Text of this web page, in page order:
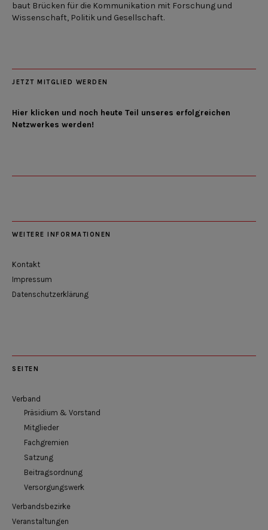
baut Brücken für die Kommunikation mit Forschung und
Wissenschaft, Politik und Gesellschaft.
JETZT MITGLIED WERDEN
Hier klicken und noch heute Teil unseres erfolgreichen
Netzwerkes werden!
WEITERE INFORMATIONEN
Kontakt
Impressum
Datenschutzerklärung
SEITEN
Verband
Präsidium & Vorstand
Mitglieder
Fachgremien
Satzung
Beitragsordnung
Versorgungswerk
Verbandsbezirke
Veranstaltungen